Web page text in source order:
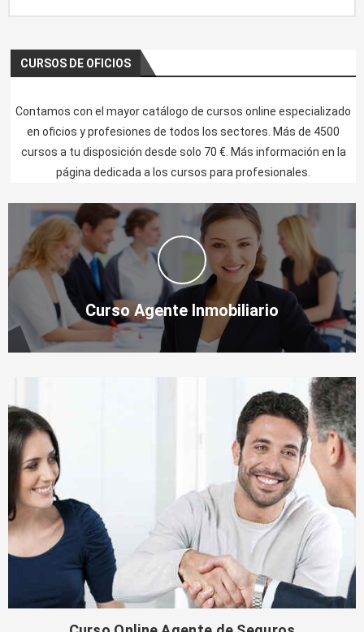
CURSOS DE OFICIOS
Contamos con el mayor catálogo de cursos online especializado
en oficios y profesiones de todos los sectores. Más de 4500
cursos a tu disposición desde solo 70 €. Más información en la
página dedicada a los cursos para profesionales.
Curso Agente Inmobiliario